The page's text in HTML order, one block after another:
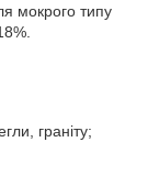
мокрого типу
граніту;